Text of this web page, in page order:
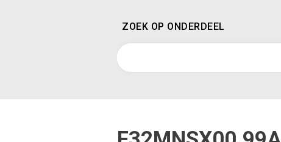
ZOEK OP ONDERDEEL